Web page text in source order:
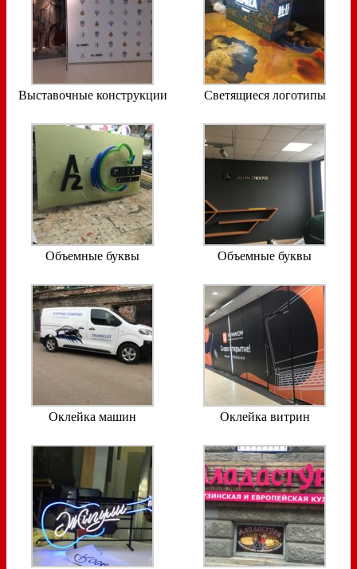
Выставочные конструкции Светящиеся логотипы
Объемные буквы Объемные буквы
Оклейка машин Оклейка витрин